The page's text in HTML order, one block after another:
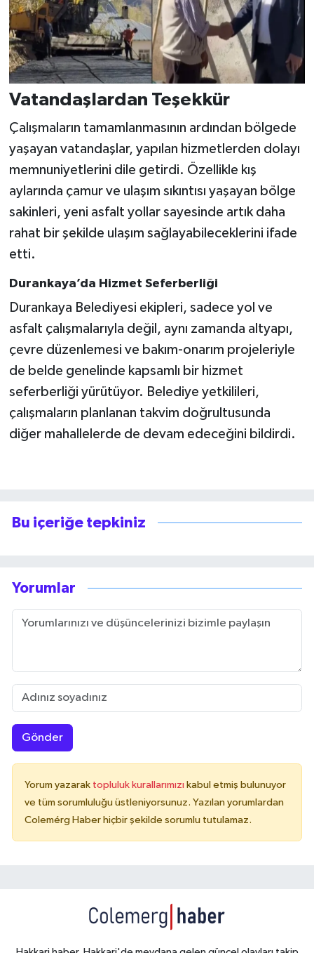
Vatandaşlardan Teşekkür
Çalışmaların tamamlanmasının ardından bölgede
yaşayan vatandaşlar, yapılan hizmetlerden dolayı
memnuniyetlerini dile getirdi. Özellikle kış
aylarında çamur ve ulaşım sıkıntısı yaşayan bölge
sakinleri, yeni asfalt yollar sayesinde artık daha
rahat bir şekilde ulaşım sağlayabileceklerini ifade
etti.
Durankaya’da Hizmet Seferberliği
Durankaya Belediyesi ekipleri, sadece yol ve
asfalt çalışmalarıyla değil, aynı zamanda altyapı,
çevre düzenlemesi ve bakım-onarım projeleriyle
de belde genelinde kapsamlı bir hizmet
seferberliği yürütüyor. Belediye yetkilileri,
çalışmaların planlanan takvim doğrultusunda
diğer mahallelerde de devam edeceğini bildirdi.
Bu içeriğe tepkiniz
Yorumlar
Gönder
Yorum yazarak topluluk kurallarımızı kabul etmiş bulunuyor
ve tüm sorumluluğu üstleniyorsunuz. Yazılan yorumlardan
Colemérg Haber hiçbir şekilde sorumlu tutulamaz.